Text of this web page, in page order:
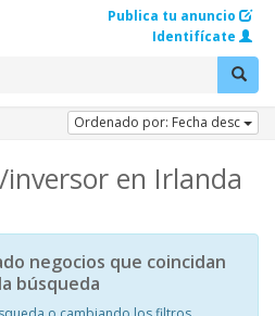
Publica tu anuncio
Identifícate
Ordenado por: Fecha desc
en Irlanda
negocios que coincidan
búsqueda